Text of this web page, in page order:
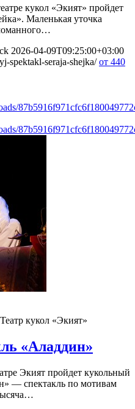
кукол «Экият» пройдет
Маленькая уточка
2026-04-09T09:25:00+03:00
spektakl-seraja-shejka/ от 440
Театр кукол «Экият»
«Аладдин»
Экият пройдет кукольный
— спектакль по мотивам